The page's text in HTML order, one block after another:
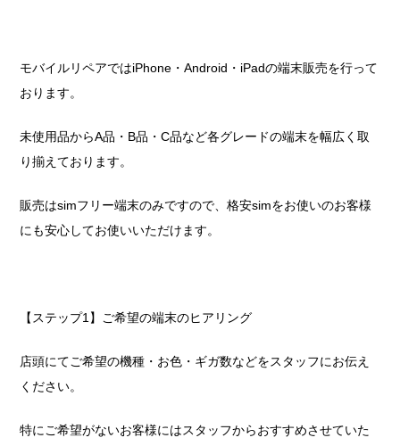
モバイルリペアではiPhone・Android・iPadの端末販売を行って
おります。
未使用品からA品・B品・C品など各グレードの端末を幅広く取
り揃えております。
販売はsimフリー端末のみですので、格安simをお使いのお客様
にも安心してお使いいただけます。
【ステップ1】ご希望の端末のヒアリング
店頭にてご希望の機種・お色・ギガ数などをスタッフにお伝え
ください。
特にご希望がないお客様にはスタッフからおすすめさせていた